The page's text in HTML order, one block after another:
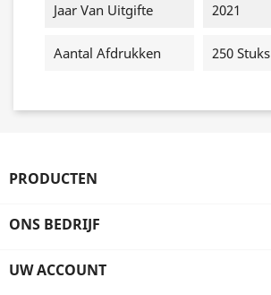
Jaar Van Uitgifte 2021
Aantal Afdrukken 250 Stuks
PRODUCTEN
ONS BEDRIJF
UW ACCOUNT